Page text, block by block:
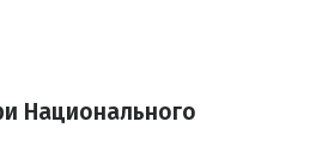
Национального